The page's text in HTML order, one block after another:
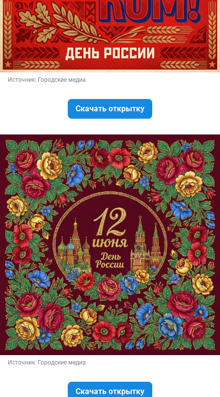
Источник: Городские медиа
Скачать открытку
Источник: Городские медиа
Скачать открытку